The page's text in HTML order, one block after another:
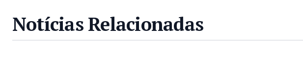
Notícias Relacionadas